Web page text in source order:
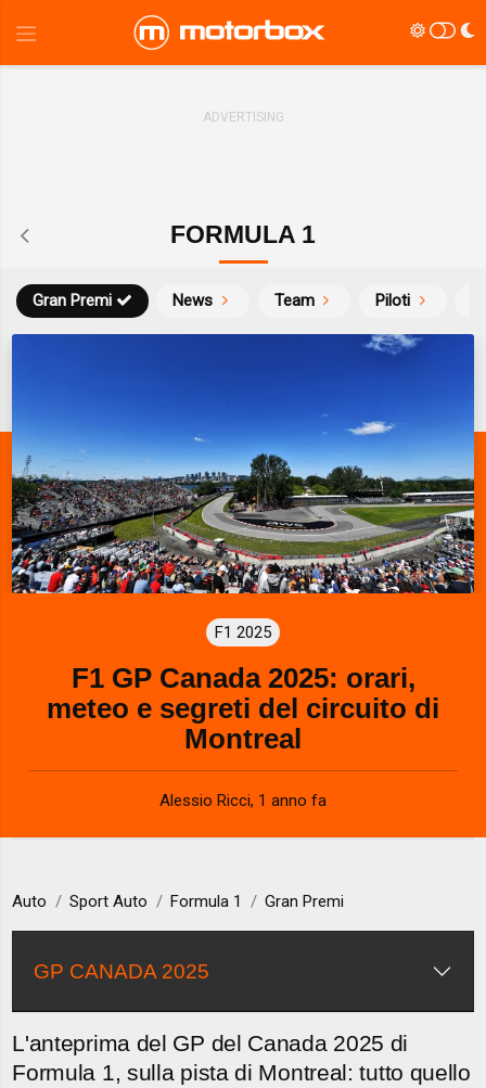
FORMULA 1
News
Gran Premi Team Piloti
F1 2025
F1 GP Canada 2025: orari,
meteo e segreti del circuito di
Montreal
Alessio Ricci, 1 anno fa
Auto Sport Auto Formula 1 Gran Premi
GP CANADA 2025
L'anteprima del GP del Canada 2025 di
Formula 1, sulla pista di Montreal: tutto quello